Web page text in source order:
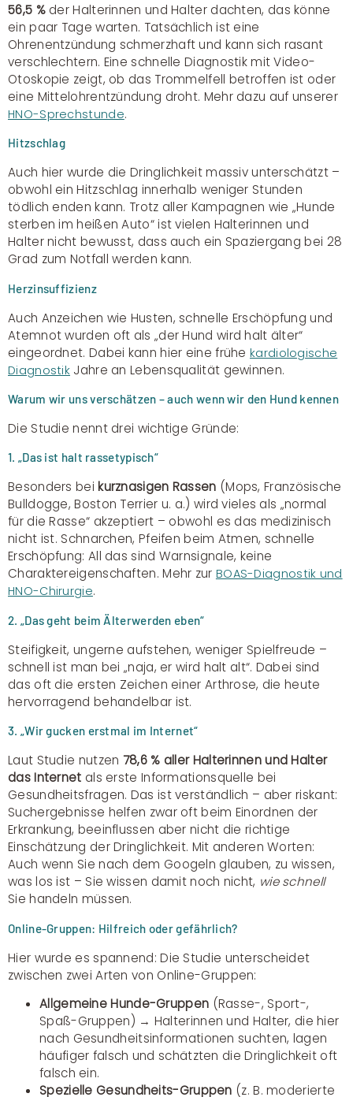
56,5 %der Halterinnen und Halter dachten, das könne
ein paar Tage warten. Tatsächlich ist eine
Ohrenentzündung schmerzhaft und kann sich rasant
verschlechtern. Eine schnelle Diagnostik mit Video-
Otoskopie zeigt, ob das Trommelfell betroffen ist oder
eine Mittelohrentzündung droht. Mehr dazu auf unserer
HNO-Sprechstunde.
Hitzschlag
Auch hier wurde die Dringlichkeit massiv unterschätzt –
obwohl ein Hitzschlag innerhalb weniger Stunden
tödlich enden kann. Trotz aller Kampagnen wie „Hunde
sterben im heißen Auto“ ist vielen Halterinnen und
Halter nicht bewusst, dass auch ein Spaziergang bei 28
Grad zum Notfall werden kann.
Herzinsuffizienz
Auch Anzeichen wie Husten, schnelle Erschöpfung und
Atemnot wurden oft als „der Hund wird halt älter“
eingeordnet. Dabei kann hier eine frühe kardiologische
Diagnostik Jahre an Lebensqualität gewinnen.
Warum wir uns verschätzen – auch wenn wir den Hund kennen
Die Studie nennt drei wichtige Gründe:
1. „Das ist halt rassetypisch“
Besonders beikurznasigen Rassen (Mops, Französische
Bulldogge, Boston Terrier u. a.) wird vieles als „normal
für die Rasse“ akzeptiert – obwohl es das medizinisch
nicht ist. Schnarchen, Pfeifen beim Atmen, schnelle
Erschöpfung: All das sind Warnsignale, keine
Charaktereigenschaften. Mehr zur BOAS-Diagnostik und
HNO-Chirurgie.
2. „Das geht beim Älterwerden eben“
Steifigkeit, ungerne aufstehen, weniger Spielfreude –
schnell ist man bei „naja, er wird halt alt“. Dabei sind
das oft die ersten Zeichen einer Arthrose, die heute
hervorragend behandelbar ist.
3. „Wir gucken erstmal im Internet“
Laut Studie nutzen 78,6 % aller Halterinnen und Halter
das Internet als erste Informationsquelle bei
Gesundheitsfragen. Das ist verständlich – aber riskant:
Suchergebnisse helfen zwar oft beim Einordnen der
Erkrankung, beeinflussen aber nicht die richtige
Einschätzung der Dringlichkeit. Mit anderen Worten:
Auch wenn Sie nach dem Googeln glauben, zu wissen,
was los ist – Sie wissen damit noch nicht, wie schnell
Sie handeln müssen.
Online-Gruppen: Hilfreich oder gefährlich?
Hier wurde es spannend: Die Studie unterscheidet
zwischen zwei Arten von Online-Gruppen:
Allgemeine Hunde-Gruppen (Rasse-, Sport-,
Spaß-Gruppen) → Halterinnen und Halter, die hier
nach Gesundheitsinformationen suchten, lagen
häufiger falsch und schätzten die Dringlichkeit oft
falsch ein.
Spezielle Gesundheits-Gruppen (z. B. moderierte